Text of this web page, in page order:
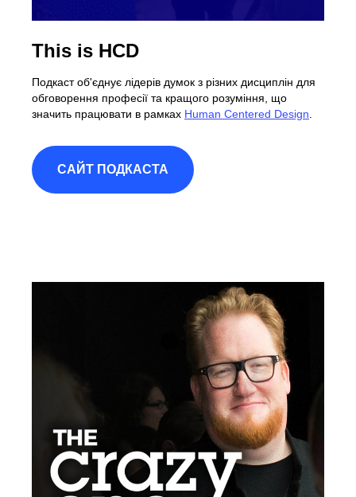
This is HCD
Подкаст об'єднує лідерів думок з різних дисциплін для
обговорення професії та кращого розуміння, що
значить працювати в рамках Human Centered Design
САЙТ ПОДКАСТА